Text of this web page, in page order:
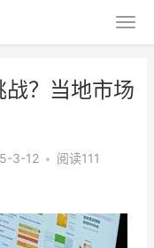
？当地市场
3-12 • 阅读111